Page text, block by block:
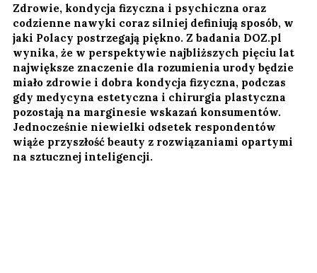
Zdrowie, kondycja fizyczna i psychiczna oraz
codzienne nawyki coraz silniej definiują sposób, w
jaki Polacy postrzegają piękno. Z badania DOZ.pl
wynika, że w perspektywie najbliższych pięciu lat
największe znaczenie dla rozumienia urody będzie
miało zdrowie i dobra kondycja fizyczna, podczas
gdy medycyna estetyczna i chirurgia plastyczna
pozostają na marginesie wskazań konsumentów.
Jednocześnie niewielki odsetek respondentów
wiąże przyszłość beauty z rozwiązaniami opartymi
na sztucznej inteligencji.